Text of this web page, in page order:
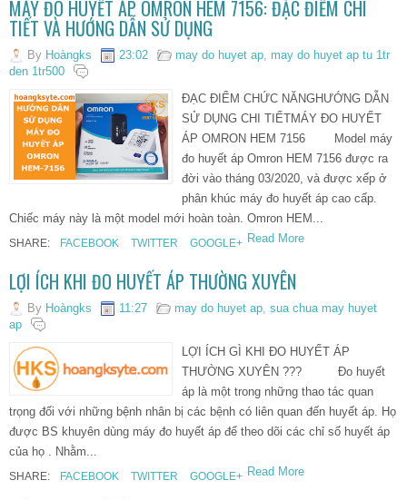
MÁY ĐO HUYẾT ÁP OMRON HEM 7156: ĐẶC ĐIỂM CHI
TIẾT VÀ HƯỚNG DẪN SỬ DỤNG
By Hoàngks 23:02 may do huyet ap, may do huyet ap tu 1tr
den 1tr500
ĐẠC ĐIỂM CHỨC NĂNGHƯỚNG DẪN
SỬ DỤNG CHI TIẾTMÁY ĐO HUYẾT
ÁP OMRON HEM 7156 Model máy
đo huyết áp Omron HEM 7156 được ra
đời vào tháng 03/2020, và được xếp ở
phân khúc máy đo huyết áp cao cấp.
Chiếc máy này là một model mới hoàn toàn. Omron HEM...
SHARE: FACEBOOK TWITTER GOOGLE+ Read More
LỢI ÍCH KHI ĐO HUYẾT ÁP THƯỜNG XUYÊN
By Hoàngks 11:27 may do huyet ap, sua chua may huyet
ap
LỢI ÍCH GÌ KHI ĐO HUYẾT ÁP
THƯỜNG XUYÊN ??? Đo huyết
áp là một trong những thao tác quan
trọng đối với những bệnh nhân bị các bệnh có liên quan đến huyết áp. Họ
được BS khuyên dùng máy đo huyết áp để theo dõi các chỉ số huyết áp
của họ . Nhằm...
SHARE: FACEBOOK TWITTER GOOGLE+ Read More